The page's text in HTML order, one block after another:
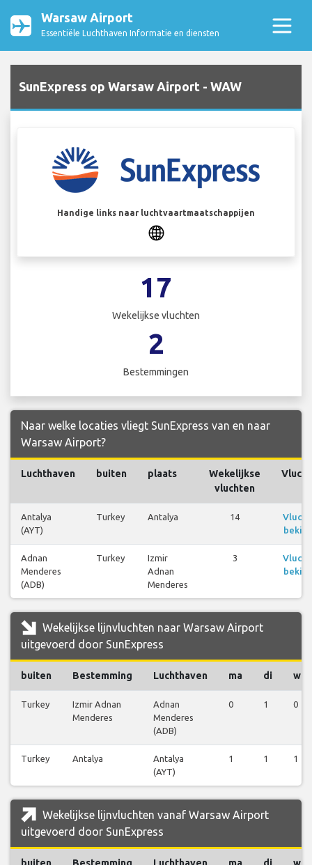
Warsaw Airport
Essentiële Luchthaven Informatie en diensten
SunExpress op Warsaw Airport - WAW
Handige links naar luchtvaartmaatschappijen
17
Wekelijkse vluchten
2
Bestemmingen
Naar welke locaties vliegt SunExpress van en naar
Warsaw Airport?
Luchthaven buiten plaats
Wekelijkse
vluchten
Antalya
(AYT)
Turkey Antalya 14
Adnan
Menderes
(ADB)
Turkey
Izmir
Adnan
Menderes
3
Wekelijkse lijnvluchten naar Warsaw Airport
uitgevoerd door SunExpress
buiten Bestemming Luchthaven ma di wo
Turkey
Izmir Adnan
Menderes
Adnan
Menderes
(ADB)
0 1 0
Turkey Antalya
Antalya
(AYT)
1 1 1
Wekelijkse lijnvluchten vanaf Warsaw Airport
uitgevoerd door SunExpress